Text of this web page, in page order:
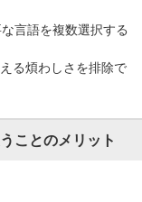
言語を複数選択する
る煩わしさを排除で
ことのメリット